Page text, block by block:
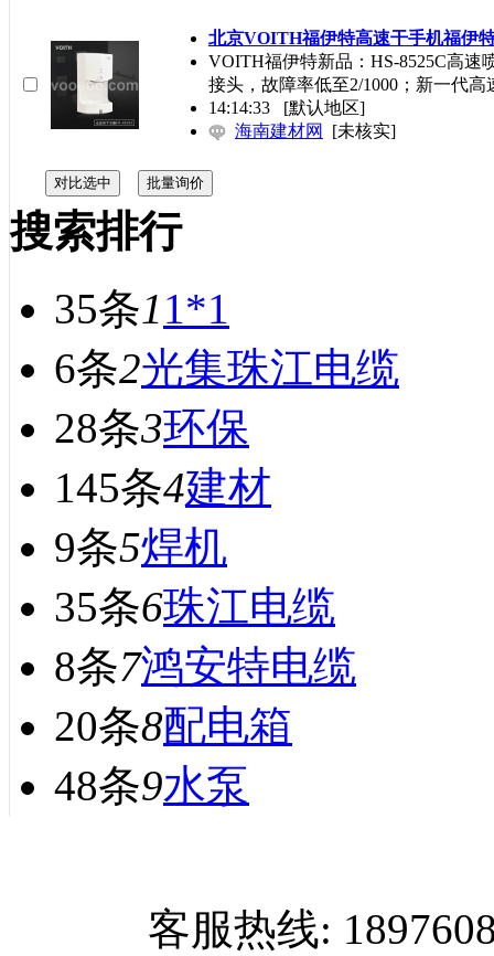
北京VOITH福伊特高速干手机福伊
VOITH福伊特新品：HS-8525C高速
接头，故障率低至2/1000；新一代高
14:14:33
[默认地区]
海南建材网
[未核实]
搜索排行
35条11*1
6条2光集珠江电缆
28条3环保
145条4建材
9条5焊机
35条6珠江电缆
8条7鸿安特电缆
20条8配电箱
48条9水泵
客服热线: